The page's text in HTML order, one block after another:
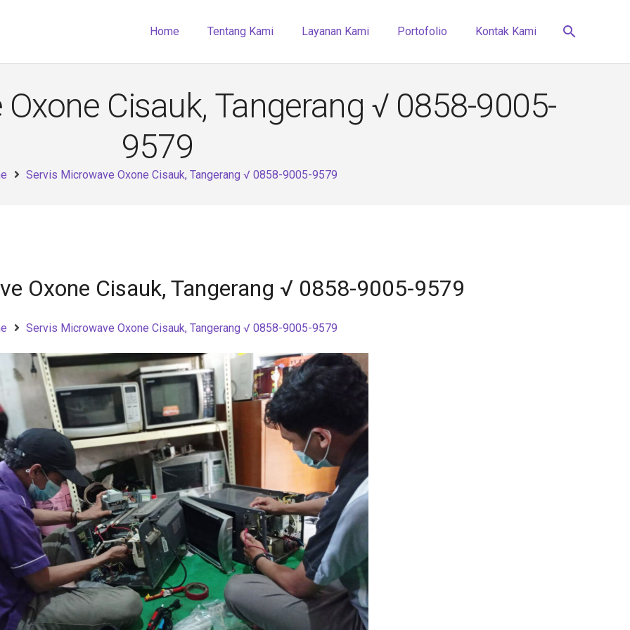
Home Tentang Kami Layanan Kami Portofolio Kontak Kami search
Cisauk, Tangerang √ 0858-9005-
9579
Servis Microwave Oxone Cisauk, Tangerang √ 0858-9005-9579
Oxone Cisauk, Tangerang √ 0858-9005-9579
Servis Microwave Oxone Cisauk, Tangerang √ 0858-9005-9579